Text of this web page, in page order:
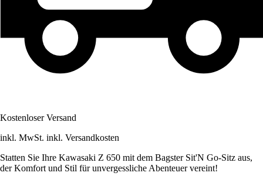
Kostenloser Versand
inkl. MwSt. inkl. Versandkosten
Statten Sie Ihre Kawasaki Z 650 mit dem Bagster Sit'N Go-Sitz aus,
der Komfort und Stil für unvergessliche Abenteuer vereint!